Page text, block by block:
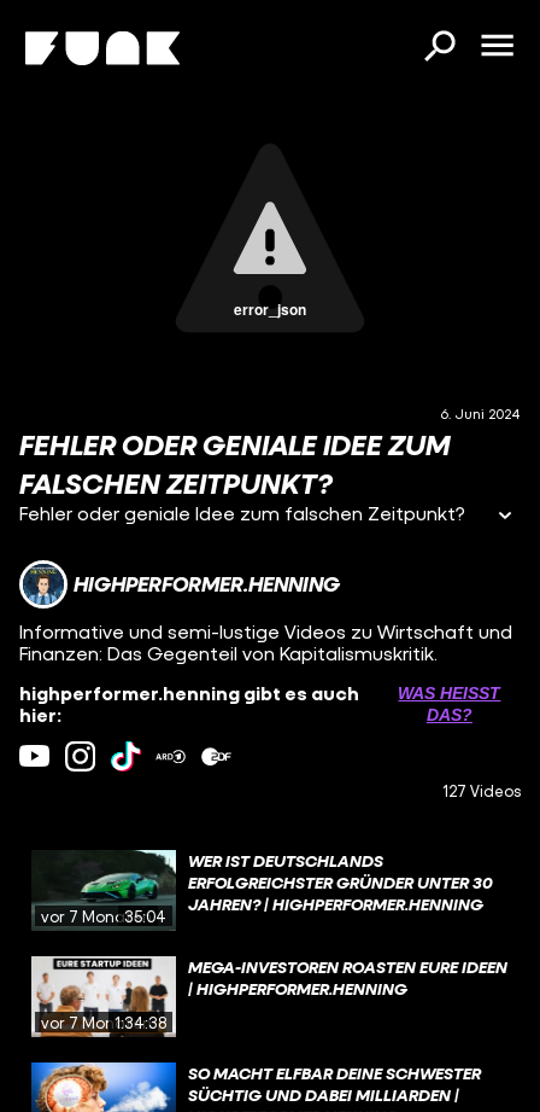
error_json
6. Juni 2024
FEHLER ODER GENIALE IDEE ZUM
FALSCHEN ZEITPUNKT?
Fehler oder geniale Idee zum falschen Zeitpunkt?
HIGHPERFORMER.HENNING
Informative und semi-lustige Videos zu Wirtschaft und
Finanzen: Das Gegenteil von Kapitalismuskritik.
highperformer.henning gibt es auch
hier:
WAS HEISST D
AS?
127 Videos
vor 7 Monaten
35:04
WER IST DEUTSCHLANDS
ERFOLGREICHSTER GRÜNDER UNTER 30
JAHREN? | HIGHPERFORMER.HENNING
vor 7 Monaten
1:34:38
MEGA-INVESTOREN ROASTEN EURE IDEEN
| HIGHPERFORMER.HENNING
SO MACHT ELFBAR DEINE SCHWESTER
SÜCHTIG UND DABEI MILLIARDEN |